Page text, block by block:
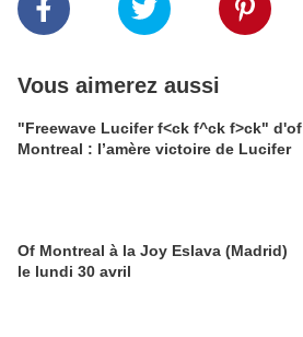
Vous aimerez aussi
"Freewave Lucifer f<ck f^ck f>ck" d'of
Montreal : l’amère victoire de Lucifer
Of Montreal à la Joy Eslava (Madrid)
le lundi 30 avril